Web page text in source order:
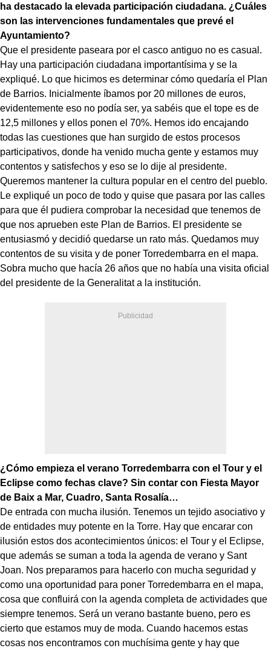
ha destacado la elevada participación ciudadana. ¿Cuáles
son las intervenciones fundamentales que prevé el
Ayuntamiento?
Que el presidente paseara por el casco antiguo no es casual.
Hay una participación ciudadana importantísima y se la
expliqué. Lo que hicimos es determinar cómo quedaría el Plan
de Barrios. Inicialmente íbamos por 20 millones de euros,
evidentemente eso no podía ser, ya sabéis que el tope es de
12,5 millones y ellos ponen el 70%. Hemos ido encajando
todas las cuestiones que han surgido de estos procesos
participativos, donde ha venido mucha gente y estamos muy
contentos y satisfechos y eso se lo dije al presidente.
Queremos mantener la cultura popular en el centro del pueblo.
Le expliqué un poco de todo y quise que pasara por las calles
para que él pudiera comprobar la necesidad que tenemos de
que nos aprueben este Plan de Barrios. El presidente se
entusiasmó y decidió quedarse un rato más. Quedamos muy
contentos de su visita y de poner Torredembarra en el mapa.
Sobra mucho que hacía 26 años que no había una visita oficial
del presidente de la Generalitat a la institución.
¿Cómo empieza el verano Torredembarra con el Tour y el
Eclipse como fechas clave? Sin contar con Fiesta Mayor
de Baix a Mar, Cuadro, Santa Rosalía…
De entrada con mucha ilusión. Tenemos un tejido asociativo y
de entidades muy potente en la Torre. Hay que encarar con
ilusión estos dos acontecimientos únicos: el Tour y el Eclipse,
que además se suman a toda la agenda de verano y Sant
Joan. Nos preparamos para hacerlo con mucha seguridad y
como una oportunidad para poner Torredembarra en el mapa,
cosa que confluirá con la agenda completa de actividades que
siempre tenemos. Será un verano bastante bueno, pero es
cierto que estamos muy de moda. Cuando hacemos estas
cosas nos encontramos con muchísima gente y hay que